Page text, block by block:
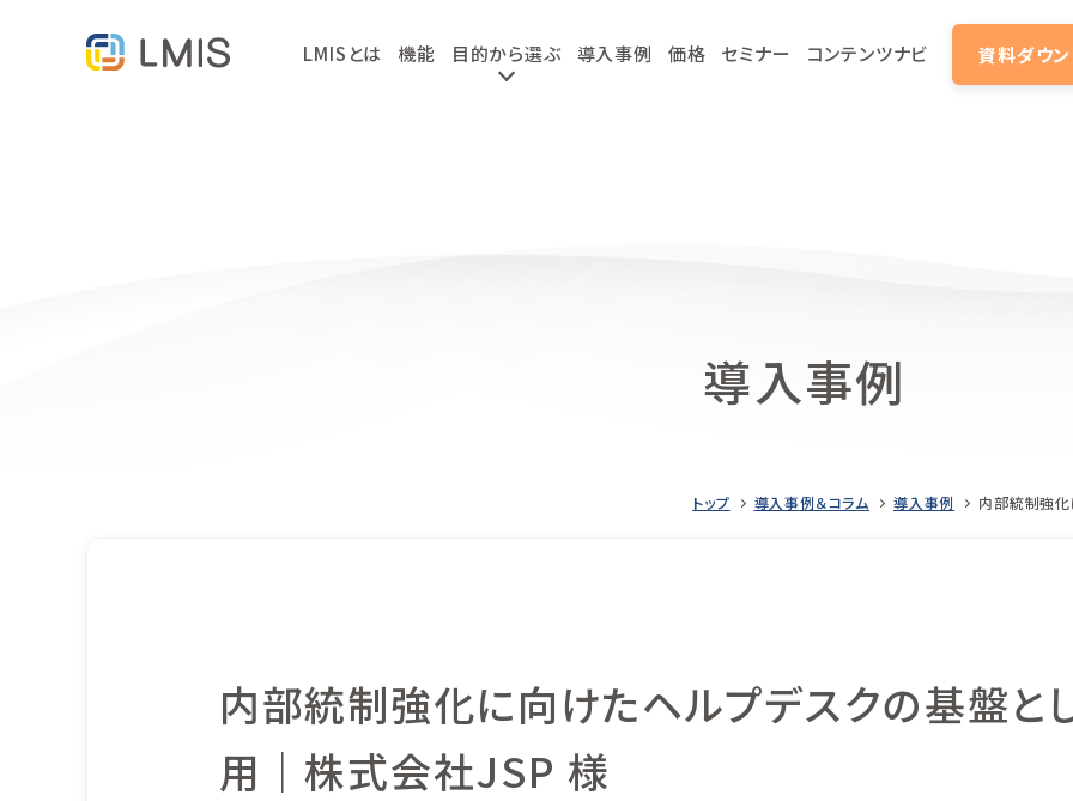
LMISとは 機能 目的から選ぶ 導入事例 価格 セミナー コンテンツナビ 資料ダウ
導入事例
トップ 導入事例＆コラム 導入事例 内部統制強化
内部統制強化に向けたヘルプデスクの基盤と
用｜株式会社JSP 様